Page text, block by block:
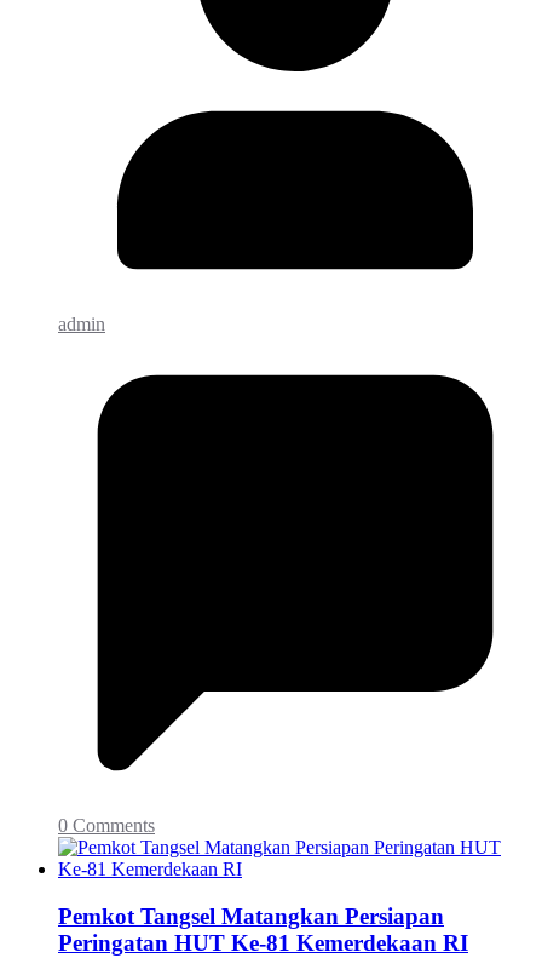
admin
0 Comments
Pemkot Tangsel Matangkan Persiapan
Peringatan HUT Ke-81 Kemerdekaan RI